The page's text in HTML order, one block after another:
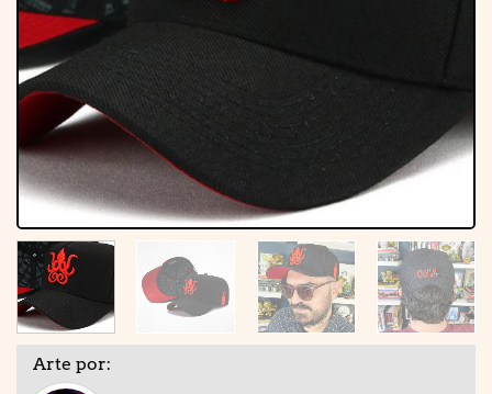
Arte por: